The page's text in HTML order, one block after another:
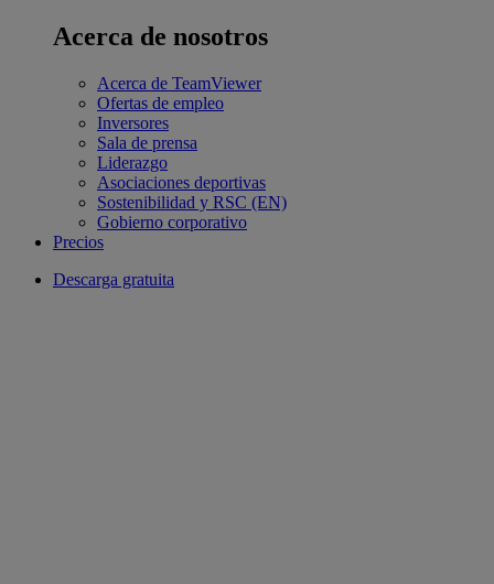
Acerca de nosotros
Acerca de TeamViewer
Ofertas de empleo
Inversores
Sala de prensa
Liderazgo
Asociaciones deportivas
Sostenibilidad y RSC (EN)
Gobierno corporativo
Precios
Descarga gratuita